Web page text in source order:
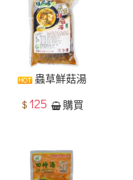
蟲草鮮菇湯
$ 125 購買